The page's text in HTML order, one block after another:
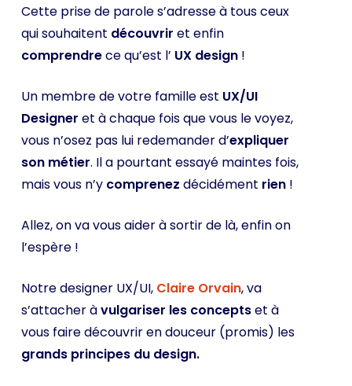
Cette prise de parole s’adresse à tous ceux
qui souhaitent découvrir et enfin
comprendrece qu’est l’ UX design!
Un membre de votre famille est UX/UI
Designer et à chaque fois que vous le voyez,
vous n’osez pas lui redemander d’expliquer
son métier. Il a pourtant essayé maintes fois,
mais vous n’y comprenez décidément rien!
Allez, on va vous aider à sortir de là, enfin on
l’espère !
Notre designer UX/UI, Claire Orvain, va
s’attacher àvulgariser les conceptset à
vous faire découvrir en douceur (promis) les
grands principes du design.